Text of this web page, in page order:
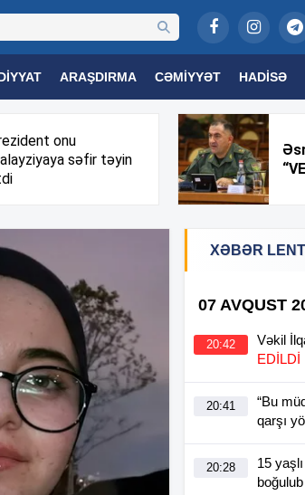
ARAŞDIRMA CƏMIYYƏT HADISƏ
TRIBUNA TV
onu
səfir təyin
XƏBƏR LENTİ
07 AVQUST
20:42 Vəkil
EDİLDİ
20:41
“Bu
qarşı
20:28
15